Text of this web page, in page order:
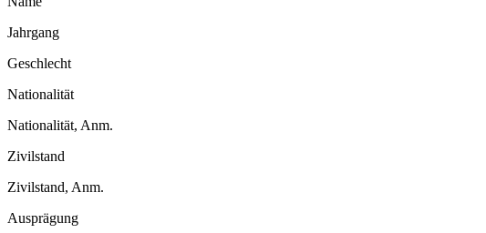
Jahrgang
Geschlecht
Nationalität
Nationalität, Anm.
Zivilstand
Zivilstand, Anm.
Ausprägung